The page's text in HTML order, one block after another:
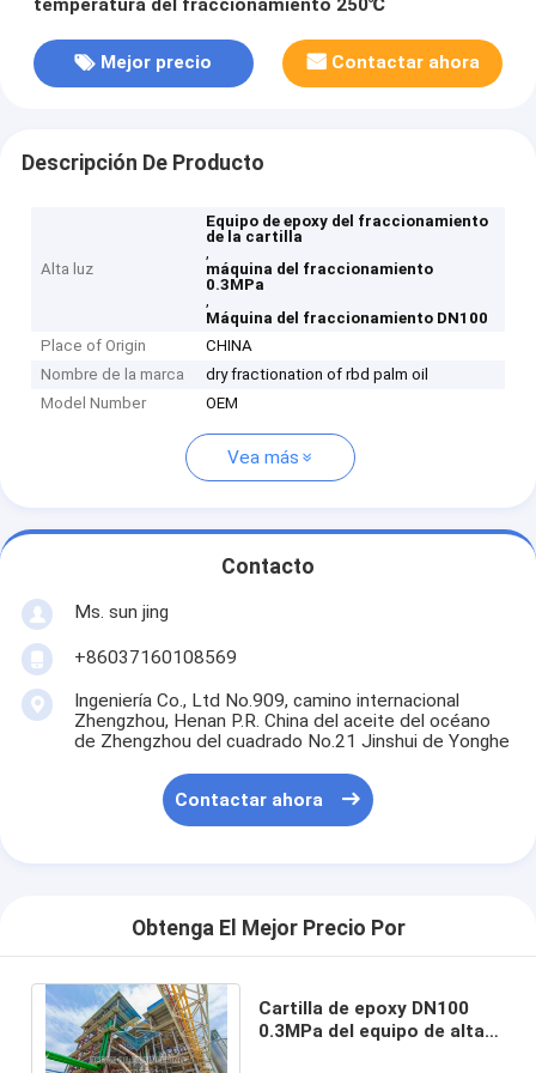
temperatura del fraccionamiento 250℃
Mejor precio Contactar ahora
Descripción De Producto
Alta luz
Equipo de epoxy del fraccionamiento
de la cartilla
,
máquina del fraccionamiento
0.3MPa
,
Máquina del fraccionamiento DN100
Place of Origin
CHINA
Nombre de la marca
dry fractionation of rbd palm oil
Model Number
OEM
Vea más
Contacto
Ms. sun jing
+86037160108569
Ingeniería Co., Ltd No.909, camino internacional
Zhengzhou, Henan P.R. China del aceite del océano
de Zhengzhou del cuadrado No.21 Jinshui de Yonghe
Contactar ahora
Obtenga El Mejor Precio Por
Cartilla de epoxy DN100
0.3MPa del equipo de alta